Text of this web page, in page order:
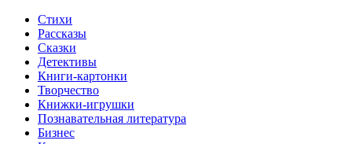
Стихи
Рассказы
Сказки
Детективы
Книги-картонки
Творчество
Книжки-игрушки
Познавательная литература
Бизнес